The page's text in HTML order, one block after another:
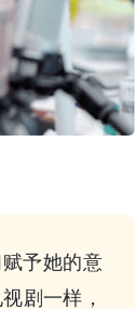
予她的意
剧一样，